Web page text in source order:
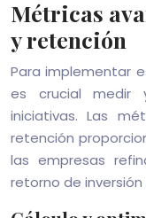
Métricas
y retención
Para implementar
es crucial medir
iniciativas. Las
retención
las empresas
retorno de